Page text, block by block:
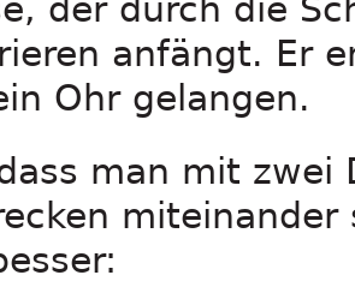
der durch die
anfängt. Er
Ohr gelangen.
man mit zwei
miteinander